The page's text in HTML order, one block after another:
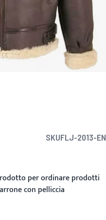
SKUFLJ-2013-EN
per ordinare prodotti
con pelliccia